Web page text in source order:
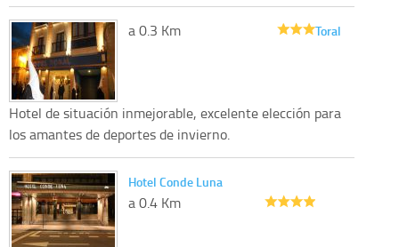
Toral
a 0.3 Km
Hotel de situación inmejorable, excelente elección para
los amantes de deportes de invierno.
Hotel Conde Luna
a 0.4 Km